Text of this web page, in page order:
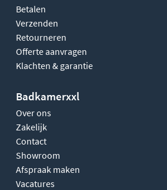
Betalen
Verzenden
Retourneren
Offerte aanvragen
Klachten & garantie
Badkamerxxl
Over ons
Zakelijk
Contact
Showroom
Afspraak maken
Vacatures